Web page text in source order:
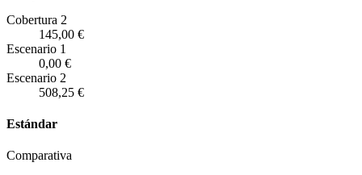
Cobertura 2
145,00 €
Escenario 1
0,00 €
Escenario 2
508,25 €
Estándar
Comparativa